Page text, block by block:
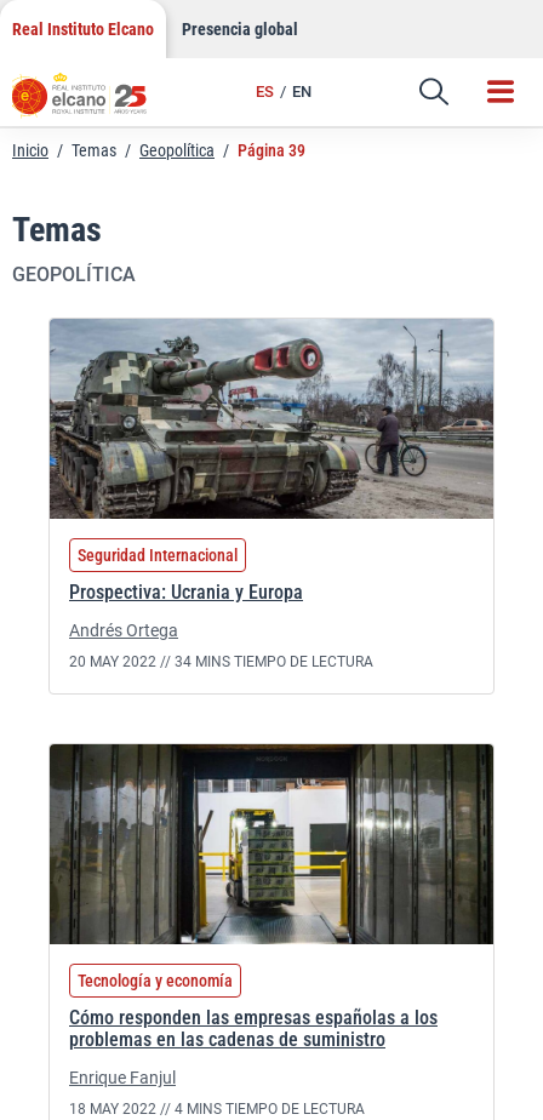
Saltar
contenido
Real Instituto Elcano Presencia global
ES EN
Inicio / Temas / Geopolítica / Página 39
Temas
GEOPOLÍTICA
Seguridad Internacional
Prospectiva: Ucrania y Europa
Andrés Ortega
20 MAY 2022 // 34 MINS TIEMPO DE LECTURA
Tecnología y economía
Cómo responden las empresas españolas a los
problemas en las cadenas de suministro
Enrique Fanjul
18 MAY 2022 // 4 MINS TIEMPO DE LECTURA